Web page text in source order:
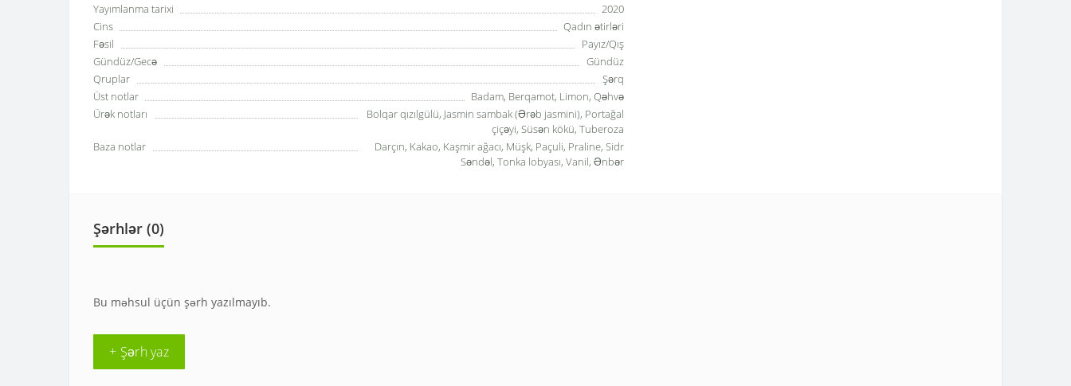
Yayımlanma tarixi
2020
Cins
Qadın ətirləri
Fəsil
Payız/Qış
Gündüz/Gecə
Gündüz
Qruplar
Şərq
Üst notlar
Badam, Berqamot, Limon, Qəhvə
Ürək notları
Bolqar qızılgülü, Jasmin sambak (Ərəb jasmini), Portağal
çiçəyi, Süsən kökü, Tuberoza
Baza notlar
Darçın, Kakao, Kaşmir ağacı, Müşk, Paçuli, Praline, Sidr
Səndəl, Tonka lobyası, Vanil, Ənbər
Şərhlər (0)
Bu məhsul üçün şərh yazılmayıb.
+ Şərh yaz